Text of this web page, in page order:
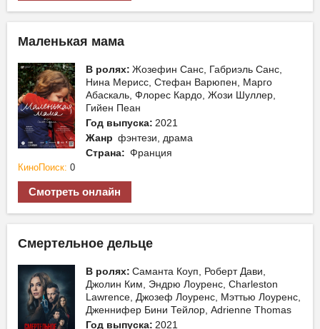
Маленькая мама
В ролях: Жозефин Санс, Габриэль Санс,
Нина Мерисс, Стефан Варюпен, Марго
Абаскаль, Флорес Кардо, Жози Шуллер,
Гийен Пеан
Год выпуска: 2021
Жанр фэнтези, драма
Страна: Франция
КиноПоиск: 0
Смотреть онлайн
Смертельное дельце
В ролях: Саманта Коуп, Роберт Дави,
Джолин Ким, Эндрю Лоуренс, Charleston
Lawrence, Джозеф Лоуренс, Мэттью Лоуренс,
Дженнифер Бини Тейлор, Adrienne Thomas
Год выпуска: 2021